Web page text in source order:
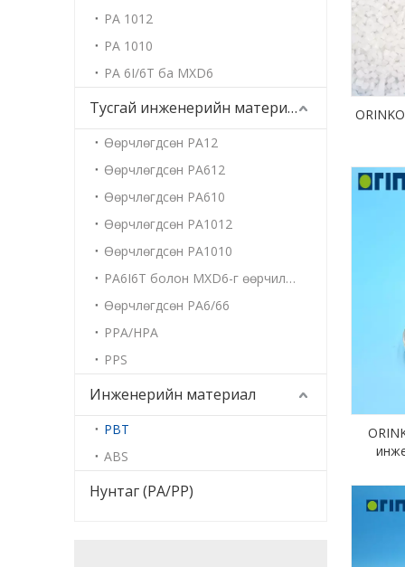
PA 1012
PA 1010
PA 6I/6T ба MXD6
Тусгай инженерийн материал
Өөрчлөгдсөн PA12
Өөрчлөгдсөн PA612
Өөрчлөгдсөн PA610
Өөрчлөгдсөн PA1012
Өөрчлөгдсөн PA1010
PA6I6T болон MXD6-г өөрчилсөн
Өөрчлөгдсөн PA6/66
PPA/HPA
PPS
Инженерийн материал
PBT
ABS
Нунтаг (PA/PP)